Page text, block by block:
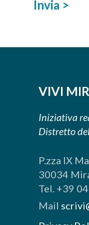
Invia >
VIVI
Iniziativa
Distretto
P.zza IX
30034
Tel. +39
Mail